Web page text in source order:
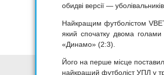
обидві версії —
Найкращим футболістом VBET
який спочатку двома
«Динамо» (2:3).
Його на перше місце
найкращий футболіст УПЛ у